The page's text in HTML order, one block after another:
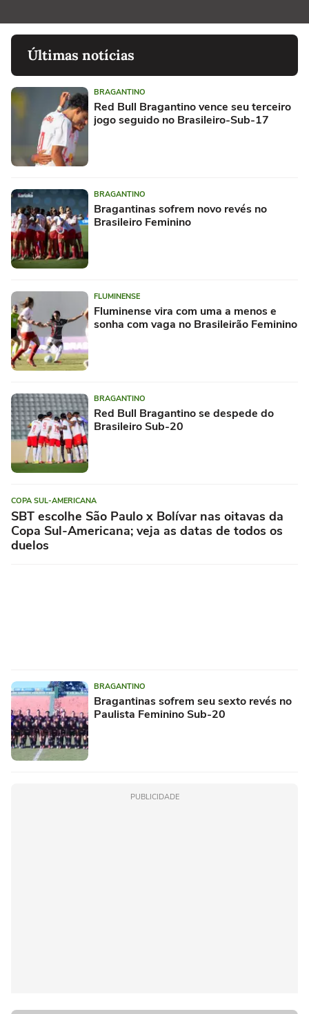
Últimas notícias
BRAGANTINO
Red Bull Bragantino vence seu terceiro
jogo seguido no Brasileiro-Sub-17
BRAGANTINO
Bragantinas sofrem novo revés no
Brasileiro Feminino
FLUMINENSE
Fluminense vira com uma a menos e
sonha com vaga no Brasileirão Feminino
BRAGANTINO
Red Bull Bragantino se despede do
Brasileiro Sub-20
COPA SUL-AMERICANA
SBT escolhe São Paulo x Bolívar nas oitavas da
Copa Sul-Americana; veja as datas de todos os
duelos
BRAGANTINO
Bragantinas sofrem seu sexto revés no
Paulista Feminino Sub-20
PUBLICIDADE